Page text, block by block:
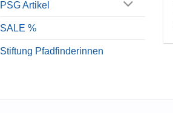
PSG Artikel
SALE %
Stiftung Pfadfinderinnen